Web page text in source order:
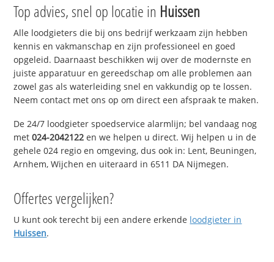
Top advies, snel op locatie in Huissen
Alle loodgieters die bij ons bedrijf werkzaam zijn hebben
kennis en vakmanschap en zijn professioneel en goed
opgeleid. Daarnaast beschikken wij over de modernste en
juiste apparatuur en gereedschap om alle problemen aan
zowel gas als waterleiding snel en vakkundig op te lossen.
Neem contact met ons op om direct een afspraak te maken.
De 24/7 loodgieter spoedservice alarmlijn; bel vandaag nog
met024-2042122 en we helpen u direct. Wij helpen u in de
gehele 024 regio en omgeving, dus ook in: Lent, Beuningen,
Arnhem, Wijchen en uiteraard in 6511 DA Nijmegen.
Offertes vergelijken?
U kunt ook terecht bij een andere erkende loodgieter in
Huissen.